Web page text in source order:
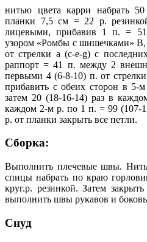
нитью цвета карри набрать
планки 7,5 см = 22 р.
лицевыми, прибавив 1 п. = 51
узором «Ромбы с шишечками» В,
от стрелки a (c-e-g) с
раппорт = 41 п. между 2
первыми 4 (6-8-10) п. от
прибавить с обеих сторон в
затем 20 (18-16-14) раз в
каждом 2-м р. по 1 п. = 99 (107-
р. от планки закрыть все петли.
Сборка:
Выполнить плечевые швы.
спицы набрать по краю
круг.р. резинкой. Затем
выполнить швы рукавов и
Снуд